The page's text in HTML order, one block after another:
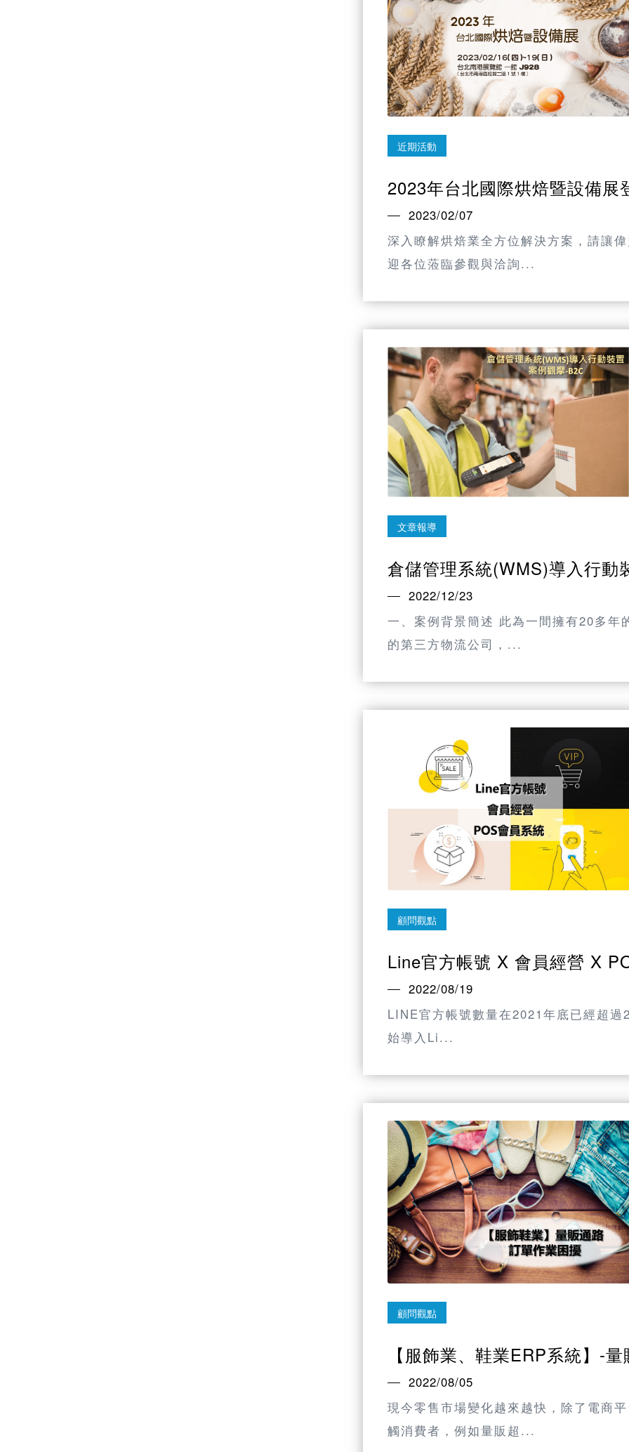
近期活動
2023年台北國際烘焙暨設備展
2023/02/07
深入瞭解烘焙業全方位解決方案，請讓
迎各位蒞臨參觀與洽詢...
文章報導
倉儲管理系統(WMS)導入行動
2022/12/23
一、案例背景簡述 此為一間擁有20多年
的第三方物流公司，...
顧問觀點
Line官方帳號 X 會員經營 X
2022/08/19
LINE官方帳號數量在2021年底已經超
始導入Li...
顧問觀點
【服飾業、鞋業ERP系統】-
2022/08/05
現今零售市場變化越來越快，除了電商
觸消費者，例如量販超...